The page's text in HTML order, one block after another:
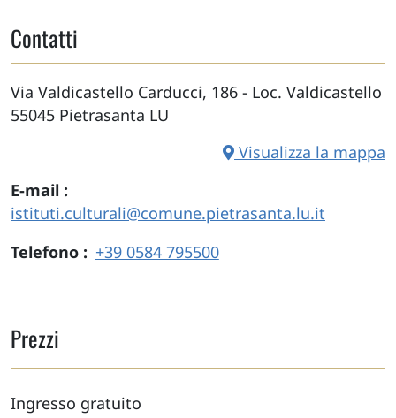
Contatti
Via Valdicastello Carducci, 186 - Loc. Valdicastello
55045 Pietrasanta LU
Visualizza la mappa
E-mail
istituti.culturali@comune.pietrasanta.lu.it
Telefono
+39 0584 795500
Prezzi
Ingresso gratuito